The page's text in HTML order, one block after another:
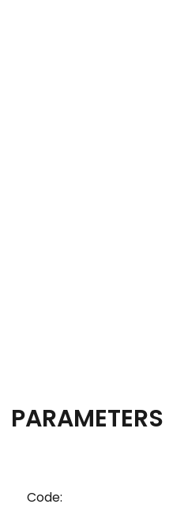
PARAMETERS
Code: